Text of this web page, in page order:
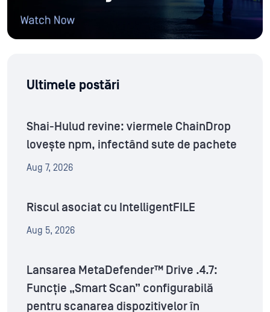
Ultimele postări
Shai-Hulud revine: viermele ChainDrop
lovește npm, infectând sute de pachete
Aug 7, 2026
Riscul asociat cu IntelligentFILE
Aug 5, 2026
Lansarea MetaDefender™ Drive .4.7:
Funcție „Smart Scan” configurabilă
pentru scanarea dispozitivelor în